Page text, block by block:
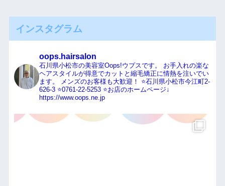
インスタグラム
oops.hairsalon
石川県小松市の美容室Oops!ウプスです。
お手入れの楽な
ヘアスタイルが得意でカットと縮毛矯正に情熱を注いでい
ます。
メンズのお客様も大歓迎！
⭐️石川県小松市今江町2-
626-3⭐️0761-22-5253⭐️お店のホームページ↓
https://www.oops.ne.jp